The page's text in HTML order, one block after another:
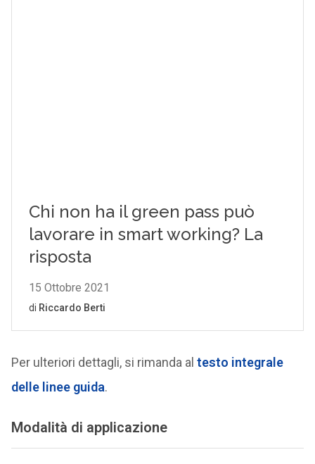
Per ulteriori dettagli, si rimanda al testo integrale
delle linee guida.
Modalità di applicazione